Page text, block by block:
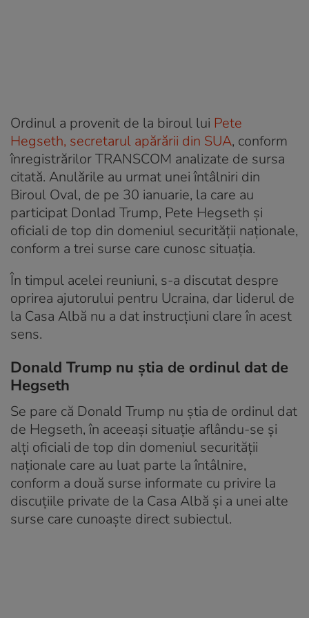
Ordinul a provenit de la biroul lui Pete
Hegseth, secretarul apărării din SUA, conform
înregistrărilor TRANSCOM analizate de sursa
citată. Anulările au urmat unei întâlniri din
Biroul Oval, de pe 30 ianuarie, la care au
participat Donlad Trump, Pete Hegseth și
oficiali de top din domeniul securității naționale,
conform a trei surse care cunosc situația.
În timpul acelei reuniuni, s-a discutat despre
oprirea ajutorului pentru Ucraina, dar liderul de
la Casa Albă nu a dat instrucțiuni clare în acest
sens.
Donald Trump nu știa de ordinul dat de
Hegseth
Se pare că Donald Trump nu știa de ordinul dat
de Hegseth, în aceeași situație aflându-se și
alți oficiali de top din domeniul securității
naționale care au luat parte la întâlnire,
conform a două surse informate cu privire la
discuțiile private de la Casa Albă și a unei alte
surse care cunoaște direct subiectul.